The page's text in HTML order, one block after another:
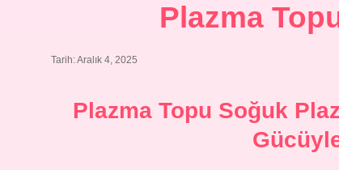
Plazma
Tarih: Aralık 4, 2025
Plazma Topu Soğuk